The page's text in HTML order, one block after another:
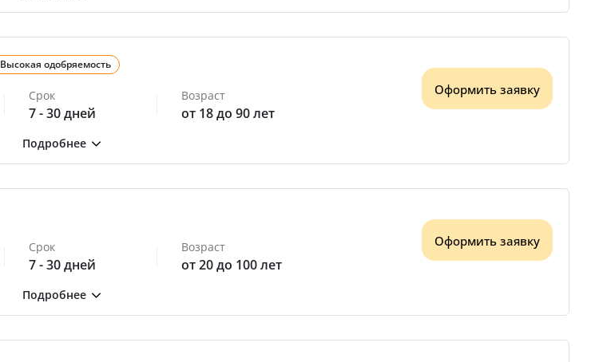
Высокая одобряемость
Срок
7 - 30 дней
Возраст
от 18 до 90 лет
Оформить заявку
Срок
7 - 30 дней
Возраст
от 20 до 100 лет
Оформить заявку